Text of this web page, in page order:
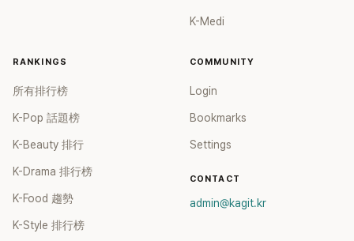
K-Medi
RANKINGS
所有排行榜
K-Pop 話題榜
K-Beauty 排行
K-Drama 排行榜
K-Food 趨勢
K-Style 排行榜
COMMUNITY
Login
Bookmarks
Settings
CONTACT
admin@kagit.kr